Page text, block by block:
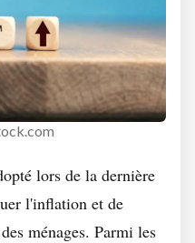
lors de la dernière
l'inflation et de
ménages. Parmi les